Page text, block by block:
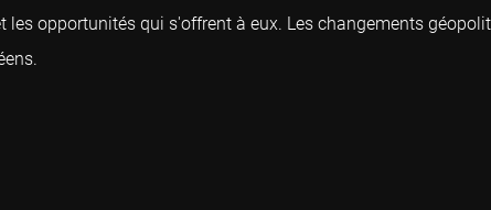
opportunités qui s'offrent à eux. Les changements